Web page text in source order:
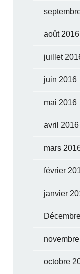
août 2016
juillet
juin 2016
mai 2016
avril 2016
mars
février
janvier
octobre